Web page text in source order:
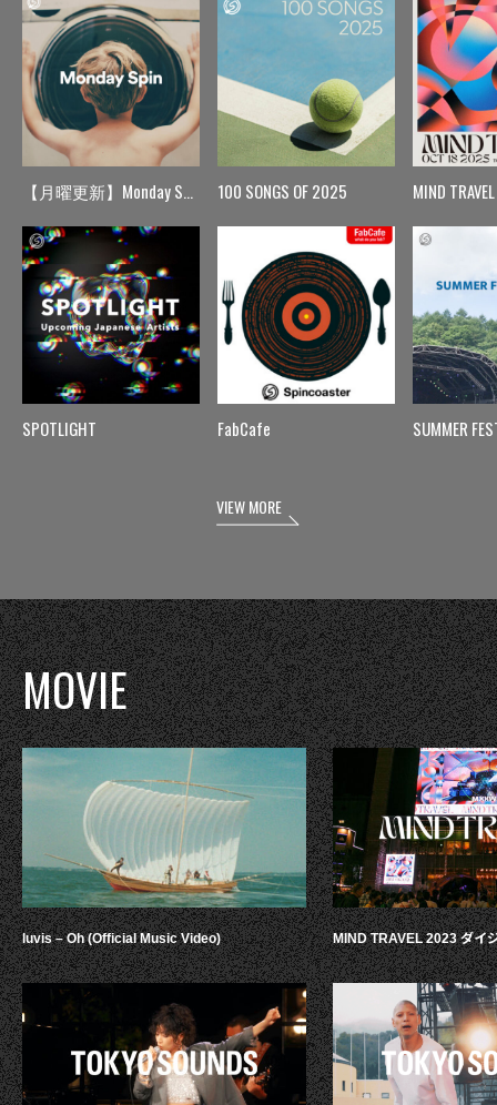
【月曜更新】Monday Spin
SPOTLIGHT
100 SONGS OF 2025
FabCafe
MIND TRAVEL
SUMMER
VIEW MORE
MOVIE
luvis – Oh (Official Music Video) MIND TRAVEL 2023 ダイ